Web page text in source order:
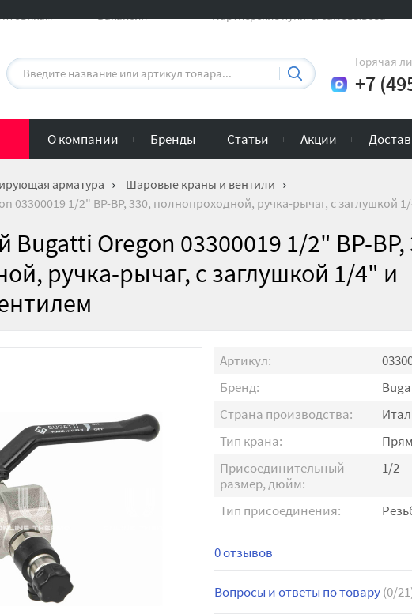
Вакансии Партнерские пункты самовывоза
Горячая
+7
О компании Бренды Статьи Акции
арматура
Шаровые краны и вентили
03300019 1/2" ВР-ВР, 330, полнопроходной, ручка-рычаг, с заглушкой
Oregon 03300019 1/2" ВР-ВР,
ручка-рычаг, с заглушкой 1/4" и
Артикул:
Бренд:
Страна производства:
Тип крана:
Присоединительный
размер, дюйм:
1/2
Тип присоединения:
0 отзывов
Вопросы и ответы по товару(0/